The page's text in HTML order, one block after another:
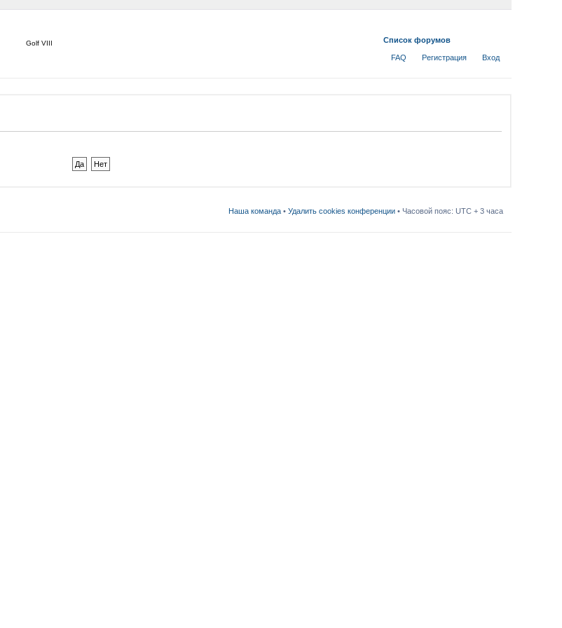
Golf VIII Список форумов
FAQ Регистрация Вход
Наша команда • Удалить cookies конференции • Часовой пояс: UTC + 3 часа